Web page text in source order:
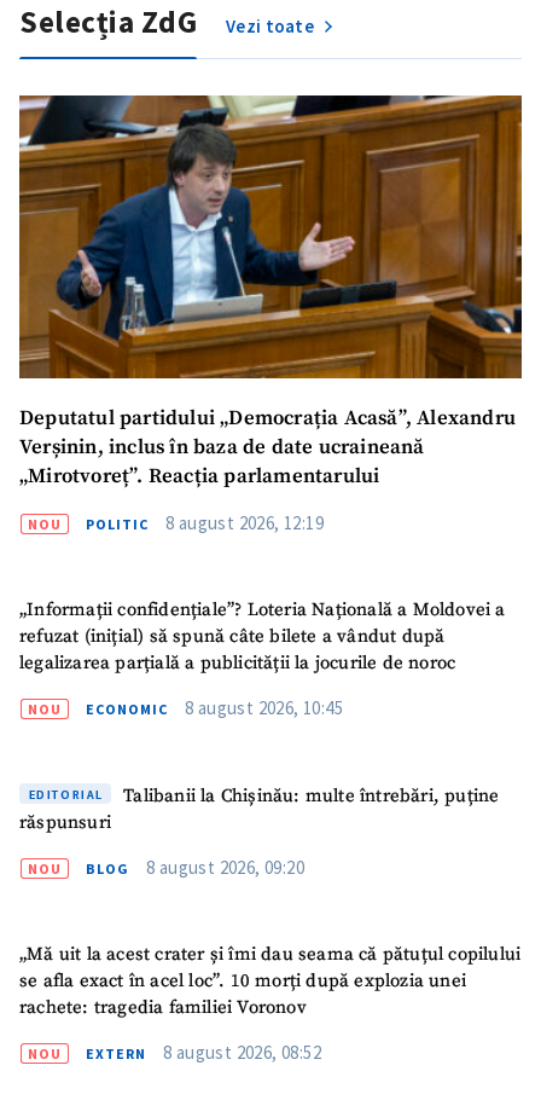
SUSȚINE
Selecția ZdG Vezi toate
Deputatul partidului „Democrația Acasă”, Alexandru
Verșinin, inclus în baza de date ucraineană
„Mirotvoreț”. Reacția parlamentarului
NOU POLITIC 8 august 2026, 12:19
„Informații confidențiale”? Loteria Națională a Moldovei a
refuzat (inițial) să spună câte bilete a vândut după
legalizarea parțială a publicității la jocurile de noroc
NOU ECONOMIC 8 august 2026, 10:45
EDITORIAL
Talibanii la Chișinău: multe întrebări, puține
răspunsuri
NOU BLOG 8 august 2026, 09:20
„Mă uit la acest crater și îmi dau seama că pătuțul copilului
se afla exact în acel loc”. 10 morți după explozia unei
rachete: tragedia familiei Voronov
NOU EXTERN 8 august 2026, 08:52